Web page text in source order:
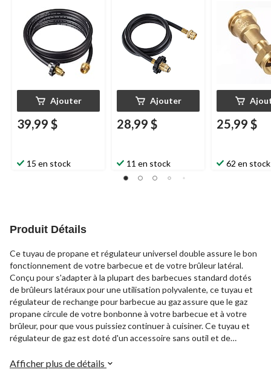
Ajouter
39,99 $
15 en stock
Ajouter
28,99 $
11 en stock
25,99 $
62 en stock
Produit Détails
Ce tuyau de propane et régulateur universel double assure le bon
fonctionnement de votre barbecue et de votre brûleur latéral.
Conçu pour s'adapter à la plupart des barbecues standard dotés
de brûleurs latéraux pour une utilisation polyvalente, ce tuyau et
régulateur de rechange pour barbecue au gaz assure que le gaz
propane circule de votre bonbonne à votre barbecue et à votre
brûleur, pour que vous puissiez continuer à cuisiner. Ce tuyau et
régulateur de gaz est doté d'un accessoire sans outil et de
durable.
Afficher plus de détails